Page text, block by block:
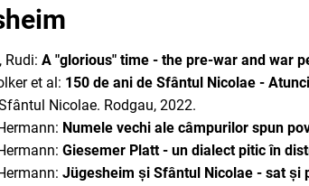
Rudi:A "glorious" time - the pre-war and war
et al: 150 de ani de Sfântul Nicolae -
Nicolae. Rodgau, 2022.
Numele vechi ale câmpurilor spun
Giesemer Platt - un dialect pitic în
Jügesheim și Sfântul Nicolae - sat și